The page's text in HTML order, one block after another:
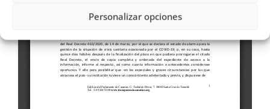
Personalizar opciones